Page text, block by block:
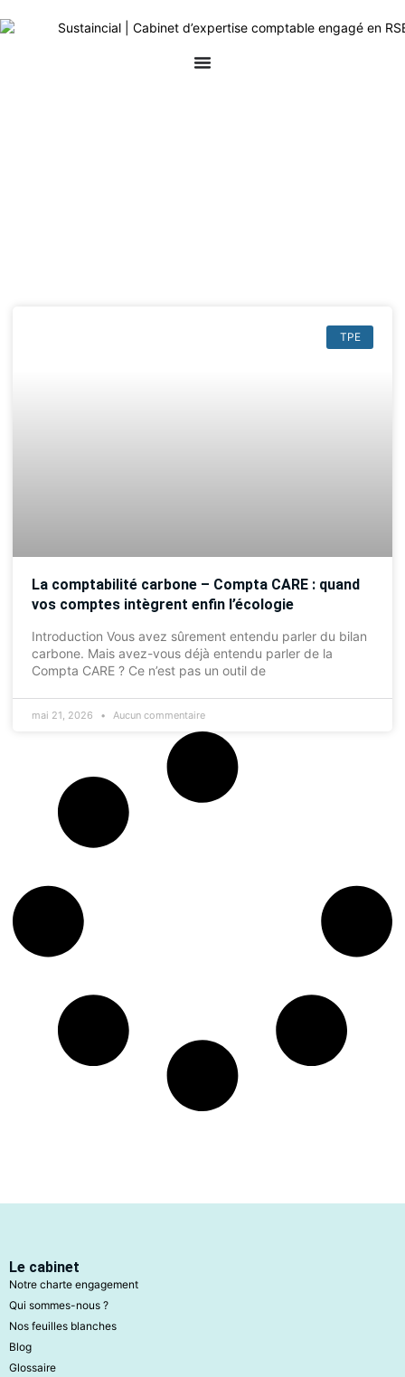
TPE
La comptabilité carbone – Compta CARE : quand
vos comptes intègrent enfin l’écologie
Introduction Vous avez sûrement entendu parler du bilan
carbone. Mais avez-vous déjà entendu parler de la
Compta CARE ? Ce n’est pas un outil de
mai 21, 2026 Aucun commentaire
Le cabinet
Notre charte engagement
Qui sommes-nous ?
Nos feuilles blanches
Blog
Glossaire